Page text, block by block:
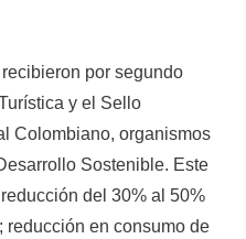
por segundo
y el Sello
Colombiano, organismos
Sostenible. Este
del 30% al 50%
reducción en consumo de